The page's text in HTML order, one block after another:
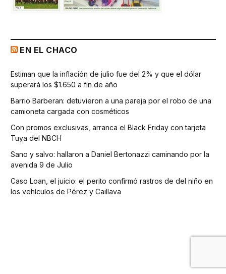
EN EL CHACO
Estiman que la inflación de julio fue del 2% y que el dólar
superará los $1.650 a fin de año
Barrio Barberan: detuvieron a una pareja por el robo de una
camioneta cargada con cosméticos
Con promos exclusivas, arranca el Black Friday con tarjeta
Tuya del NBCH
Sano y salvo: hallaron a Daniel Bertonazzi caminando por la
avenida 9 de Julio
Caso Loan, el juicio: el perito confirmó rastros de del niño en
los vehículos de Pérez y Caillava